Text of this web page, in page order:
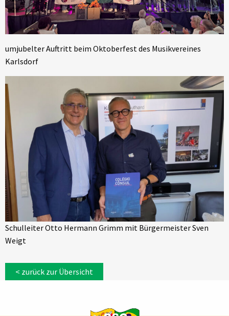
umjubelter Auftritt beim Oktoberfest des Musikvereines
Karlsdorf
Schulleiter Otto Hermann Grimm mit Bürgermeister Sven
Weigt
< zurück zur Übersicht